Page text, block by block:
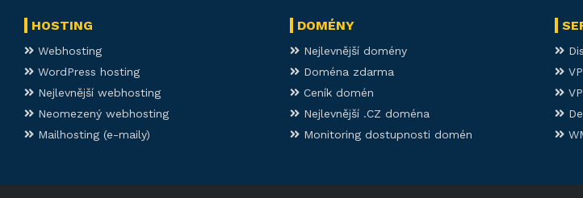
HOSTING
Webhosting
WordPress hosting
Nejlevnější webhosting
Neomezený webhosting
Mailhosting (e-maily)
DOMÉNY
Nejlevnější domény
Doména zdarma
Ceník domén
Nejlevnější .CZ doména
Monitoring dostupnosti domén